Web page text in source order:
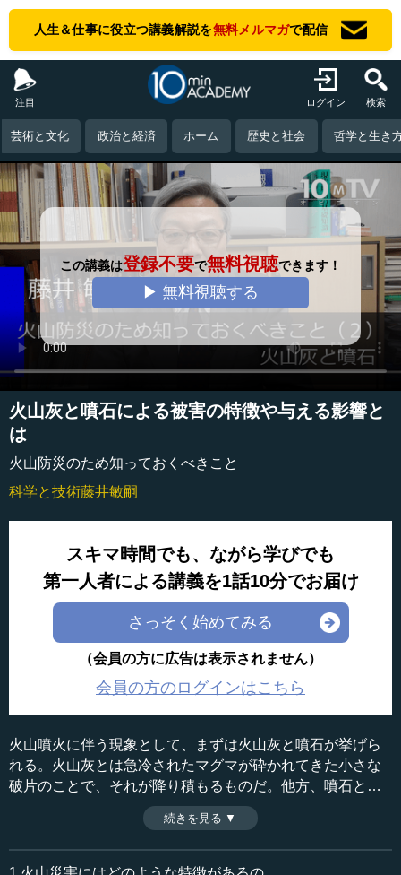
人生＆仕事に役立つ講義解説を無料メルマガで配信
注目 ログイン 検索
芸術と文化 政治と経済 ホーム 歴史と社会 哲学と生き
この講義は登録不要で無料視聴できます！
▶ 無料視聴する
火山灰と噴石による被害の特徴や与える影響と
は
火山防災のため知っておくべきこと
科学と技術藤井敏嗣
スキマ時間でも、ながら学びでも
第一人者による講義を1話10分でお届け
さっそく始めてみる
（会員の方に広告は表示されません）
会員の方のログインはこちら
火山噴火に伴う現象として、まずは火山灰と噴石が挙げら
れる。火山灰とは急冷されたマグマが砕かれてきた小さな
破片のことで、それが降り積もるものだ。他方、噴石とは
火口から大砲の弾のように飛んでくる石のことである。両
者とも火口からの距離によって被害は異なるが、留意して
いないと非常に危険な帰結を招く。（全6話中第2話）
収録日：2019年3月29日
追加日：2019年5月29日
続きを見る ▼